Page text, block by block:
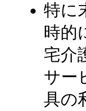
特に
時的
宅介
サー
具の